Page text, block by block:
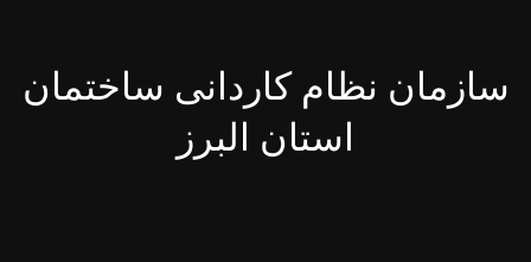
سازمان نظام کاردانی ساختمان
استان البرز